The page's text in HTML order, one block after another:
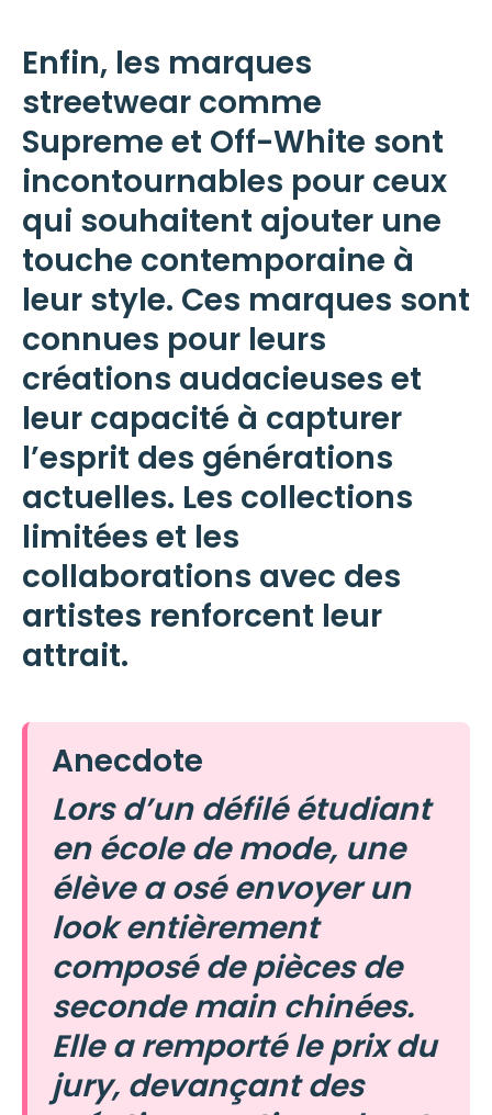
Enfin, les marques
streetwear comme
Supreme et Off-White sont
incontournables pour ceux
qui souhaitent ajouter une
touche contemporaine à
leur style. Ces marques sont
connues pour leurs
créations audacieuses et
leur capacité à capturer
l’esprit des générations
actuelles. Les collections
limitées et les
collaborations avec des
artistes renforcent leur
attrait.
Anecdote
Lors d’un défilé étudiant
en école de mode, une
élève a osé envoyer un
look entièrement
composé de pièces de
seconde main chinées.
Elle a remporté le prix du
jury, devançant des